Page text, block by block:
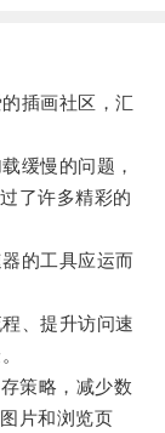
插画社区，汇
缓慢的问题，
了许多精彩的
的工具应运而
、提升访问速
策略，减少数
片和浏览页